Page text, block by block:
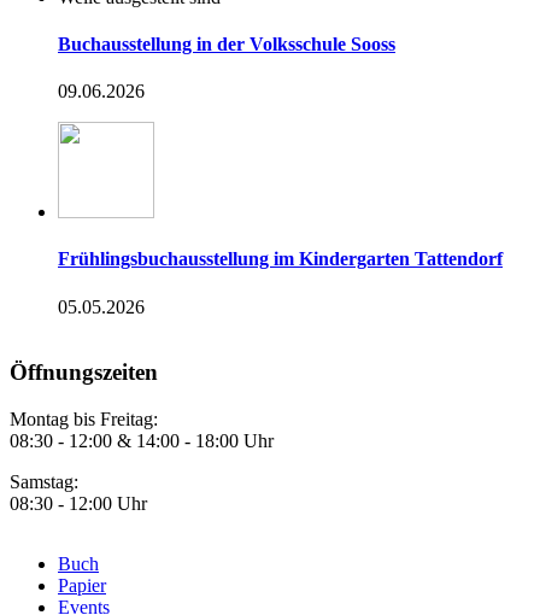
Buchausstellung in der Volksschule Sooss
09.06.2026
Frühlingsbuchausstellung im Kindergarten Tattendorf
05.05.2026
Öffnungszeiten
Montag bis Freitag:
08:30 - 12:00 & 14:00 - 18:00 Uhr
Samstag:
08:30 - 12:00 Uhr
Footer
Buch
Papier
Events